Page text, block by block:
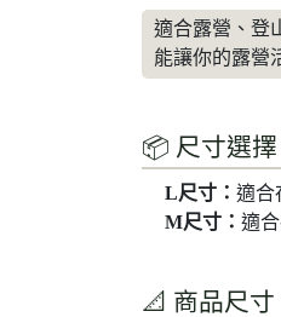
適合露營、登
能讓你的露營
📦 尺寸選擇
L尺寸：適合
M尺寸：適
📐 商品尺寸